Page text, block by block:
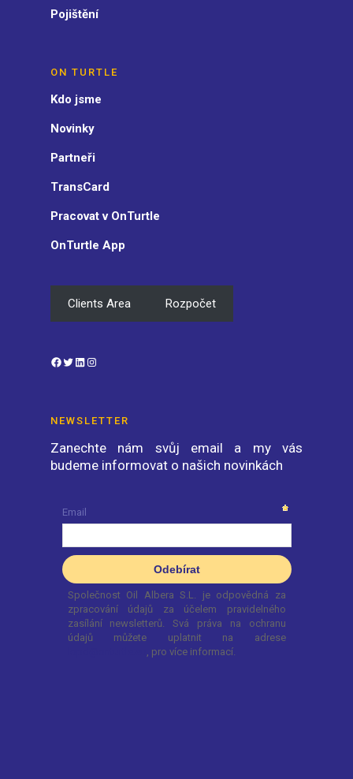
Pojištění
ON TURTLE
Kdo jsme
Novinky
Partneři
TransCard
Pracovat v OnTurtle
OnTurtle App
Clients Area Rozpočet
Facebook
TwitterLinkedIn
NEWSLETTER
Zanechte nám svůj email a my vás
budeme informovat o našich novinkách